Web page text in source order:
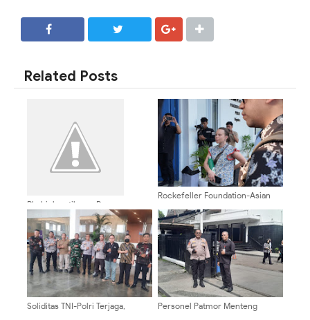
Related Posts
Bhabinkamtibmas Pegangsaan
Mediasi Perselisihan Warga
Terkait Utang Piutang Di
Menteng Tenggulun
Rockefeller Foundation-Asian
SPPG Polri di Pejaten
Soliditas TNI-Polri Terjaga,
Personel Patmor Menteng